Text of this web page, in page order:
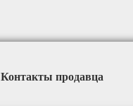
Контакты продавца